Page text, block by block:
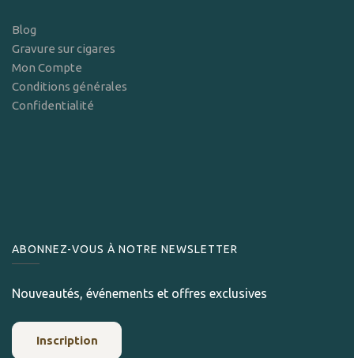
Blog
Gravure sur cigares
Mon Compte
Conditions générales
Confidentialité
ABONNEZ-VOUS À NOTRE NEWSLETTER
Nouveautés, événements et offres exclusives
Inscription